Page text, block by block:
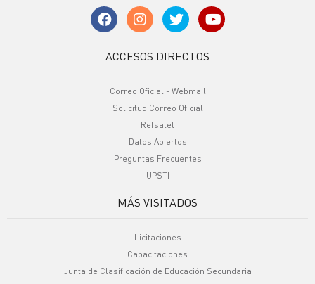
ACCESOS DIRECTOS
Correo Oficial - Webmail
Solicitud Correo Oficial
Refsatel
Datos Abiertos
Preguntas Frecuentes
UPSTI
MÁS VISITADOS
Licitaciones
Capacitaciones
Junta de Clasificación de Educación Secundaria